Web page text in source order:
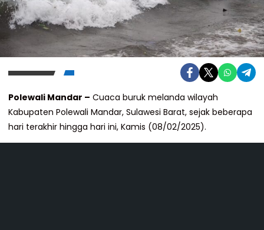
Polewali Mandar – Cuaca buruk melanda wilayah
Kabupaten Polewali Mandar, Sulawesi Barat, sejak beberapa
hari terakhir hingga hari ini, Kamis (08/02/2025).